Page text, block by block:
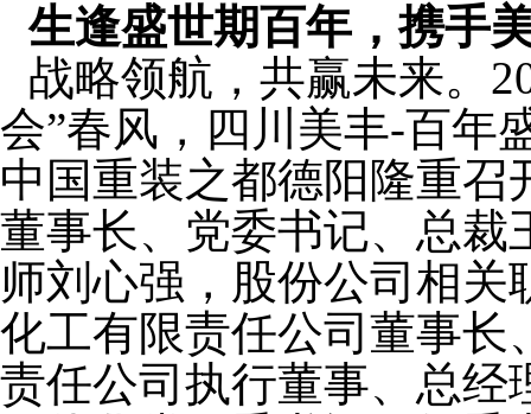
生逢盛世期百年，携手
战略领航，共赢未来。
会”春风，四川美丰-百年
中国重装之都德阳隆重
董事长、党委书记、总裁
师刘心强，股份公司相
化工有限责任公司董事长
责任公司执行董事、总经